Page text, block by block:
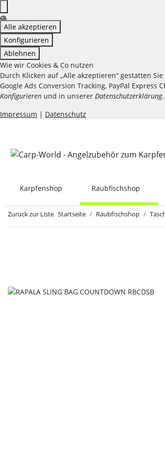
Alle akzeptieren
Konfigurieren
Ablehnen
Wie wir Cookies & Co nutzen
Durch Klicken auf „Alle akzeptieren“ gestatten
Google Ads Conversion Tracking, PayPal
Konfigurieren und in unserer Datenschutzerklärung.
Impressum | Datenschutz
Karpfenshop Raubfischshop
Zurück zur Liste Startseite Raubfischshop